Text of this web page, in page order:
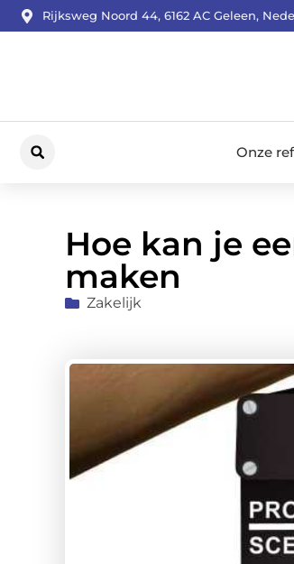
Rijksweg Noord 44, 6162 AC Geleen,
Onze
Hoe kan je
maken
Zakelijk